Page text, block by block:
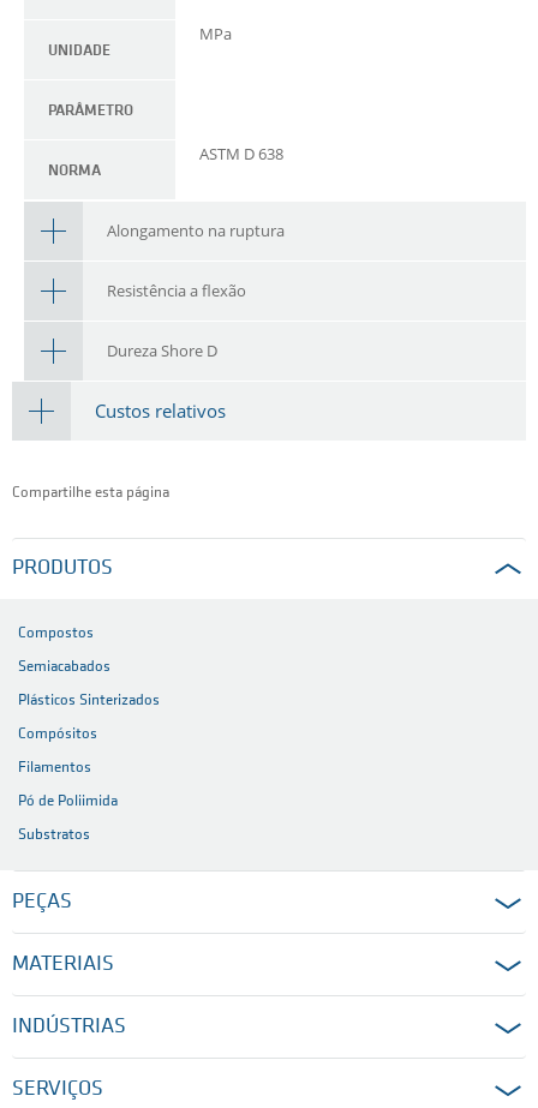
UNIDADE
MPa
PARÂMETRO
NORMA
ASTM D 638
Alongamento na ruptura
Resistência a flexão
Dureza Shore D
Custos relativos
Compartilhe esta página
PRODUTOS
Compostos
Semiacabados
Plásticos Sinterizados
Compósitos
Filamentos
Pó de Poliimida
Substratos
PEÇAS
MATERIAIS
INDÚSTRIAS
SERVIÇOS